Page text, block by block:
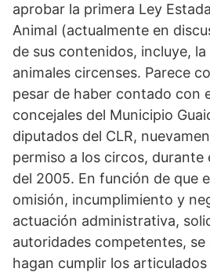
aprobar la primera Ley
Animal (actualmente en
de sus contenidos, incluye,
animales circenses. Parece
pesar de haber contado con
concejales del Municipio
diputados del CLR,
permiso a los circos, durante
del 2005. En función de que
omisión, incumplimiento y
actuación administrativa,
autoridades competentes, se
hagan cumplir los